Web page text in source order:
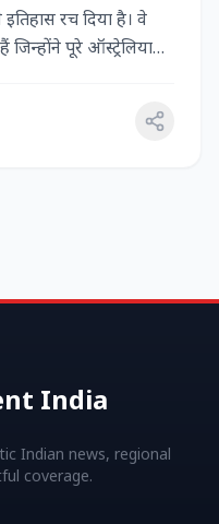
रच दिया है। वे
पूरे ऑस्ट्रेलिया
India
Indian news, regional
coverage.